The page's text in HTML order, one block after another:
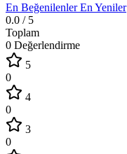
En BeğenilenlerEn Yeniler
0.0 / 5
Toplam
0 Değerlendirme
5
0
4
0
3
0